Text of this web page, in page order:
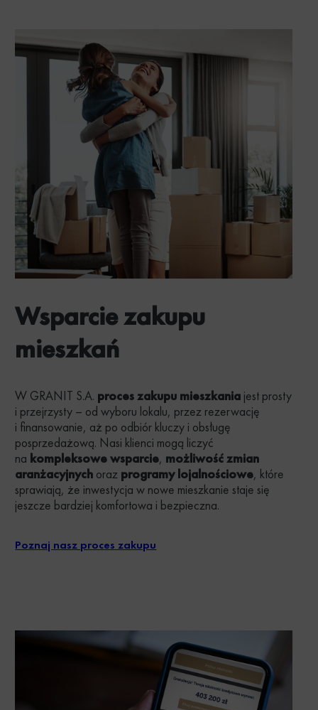
Wsparcie zakupu
mieszkań
W GRANIT S.A. proces zakupu mieszkania jest prosty
i przejrzysty – od wyboru lokalu, przez rezerwację
i finansowanie, aż po odbiór kluczy i obsługę
posprzedażową. Nasi klienci mogą liczyć
na kompleksowe wsparcie, możliwość zmian
aranżacyjnych oraz programy lojalnościowe, które
sprawiają, że inwestycja w nowe mieszkanie staje się
jeszcze bardziej komfortowa i bezpieczna.
Poznaj nasz proces zakupu